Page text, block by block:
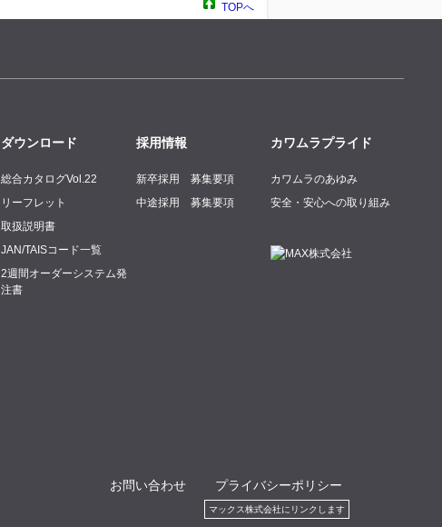
TOPへ
ダウンロード
総合カタログVol.22
リーフレット
取扱説明書
JAN/TAISコード一覧
2週間オーダーシステム発
注書
採用情報
新卒採用 募集要項
中途採用 募集要項
カワムラプライド
カワムラのあゆみ
安全・安心への取り組み
お問い合わせ プライバシーポリシー
マックス株式会社にリンクします